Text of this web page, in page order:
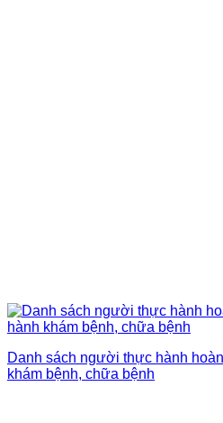
Danh sách người thực hành
khám bệnh, chữa bệnh